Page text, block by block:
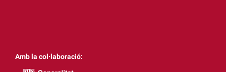
Amb la col·laboració: